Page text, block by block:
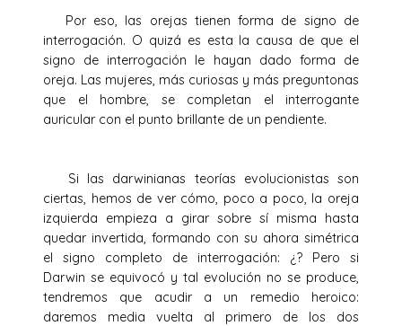
Por eso, las orejas tienen forma de signo de
interrogación. O quizá es esta la causa de que el
signo de interrogación le hayan dado forma de
oreja. Las mujeres, más curiosas y más preguntonas
que el hombre, se completan el interrogante
auricular con el punto brillante de un pendiente.
Si las darwinianas teorías evolucionistas son
ciertas, hemos de ver cómo, poco a poco, la oreja
izquierda empieza a girar sobre sí misma hasta
quedar invertida, formando con su ahora simétrica
el signo completo de interrogación: ¿? Pero si
Darwin se equivocó y tal evolución no se produce,
tendremos que acudir a un remedio heroico:
daremos media vuelta al primero de los dos